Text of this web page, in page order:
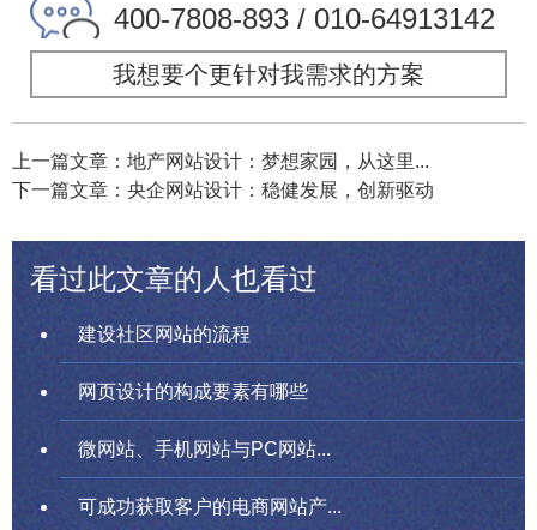
400-7808-893 / 010-64913142
我想要个更针对我需求的方案
上一篇文章：地产网站设计：梦想家园，从这里...
下一篇文章：央企网站设计：稳健发展，创新驱动
看过此文章的人也看过
建设社区网站的流程
网页设计的构成要素有哪些
微网站、手机网站与PC网站...
可成功获取客户的电商网站产...